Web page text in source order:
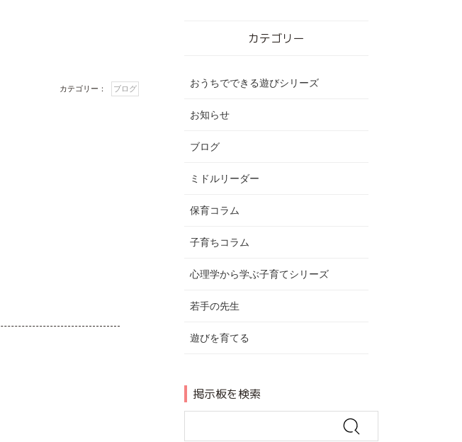
カテゴリー： ブログ
カテゴリー
おうちでできる遊びシリーズ
お知らせ
ブログ
ミドルリーダー
保育コラム
子育ちコラム
心理学から学ぶ子育てシリーズ
若手の先生
遊びを育てる
掲示板を検索